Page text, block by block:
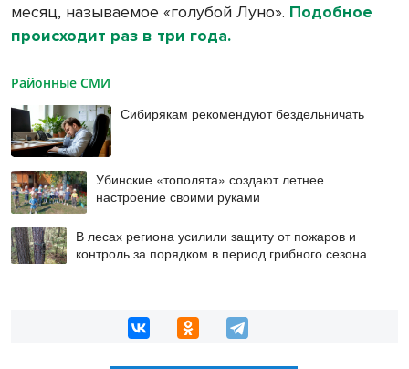
месяц, называемое «голубой Луно». Подобное
происходит раз в три года.
Районные СМИ
Сибирякам рекомендуют бездельничать
Убинские «тополята» создают летнее
настроение своими руками
В лесах региона усилили защиту от пожаров и
контроль за порядком в период грибного сезона